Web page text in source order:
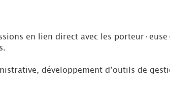
en lien direct avec les
développement d’outils de